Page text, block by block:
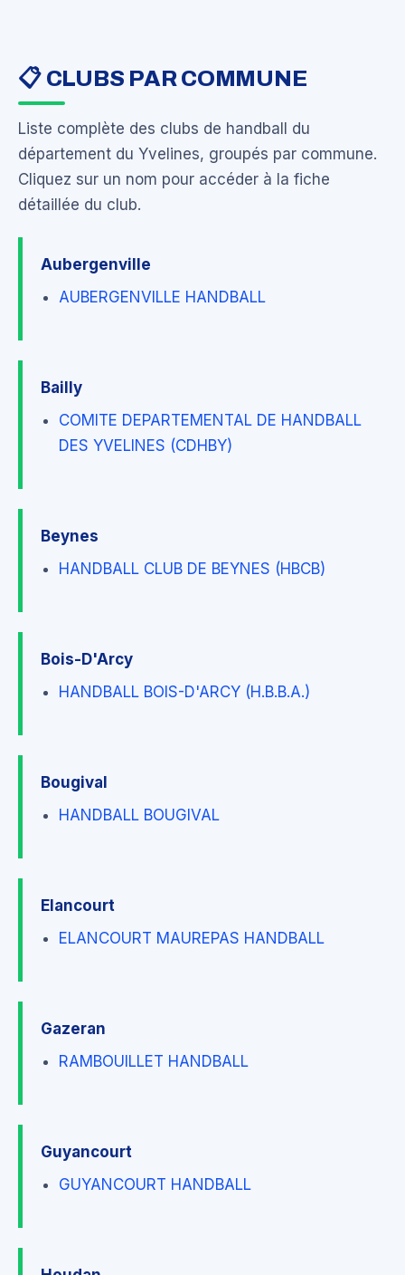
📋 CLUBS PAR COMMUNE
Liste complète des clubs de handball du
département du Yvelines, groupés par commune.
Cliquez sur un nom pour accéder à la fiche
détaillée du club.
Aubergenville
AUBERGENVILLE HANDBALL
Bailly
COMITE DEPARTEMENTAL DE HANDBALL
DES YVELINES (CDHBY)
Beynes
HANDBALL CLUB DE BEYNES (HBCB)
Bois-D'Arcy
HANDBALL BOIS-D'ARCY (H.B.B.A.)
Bougival
HANDBALL BOUGIVAL
Elancourt
ELANCOURT MAUREPAS HANDBALL
Gazeran
RAMBOUILLET HANDBALL
Guyancourt
GUYANCOURT HANDBALL